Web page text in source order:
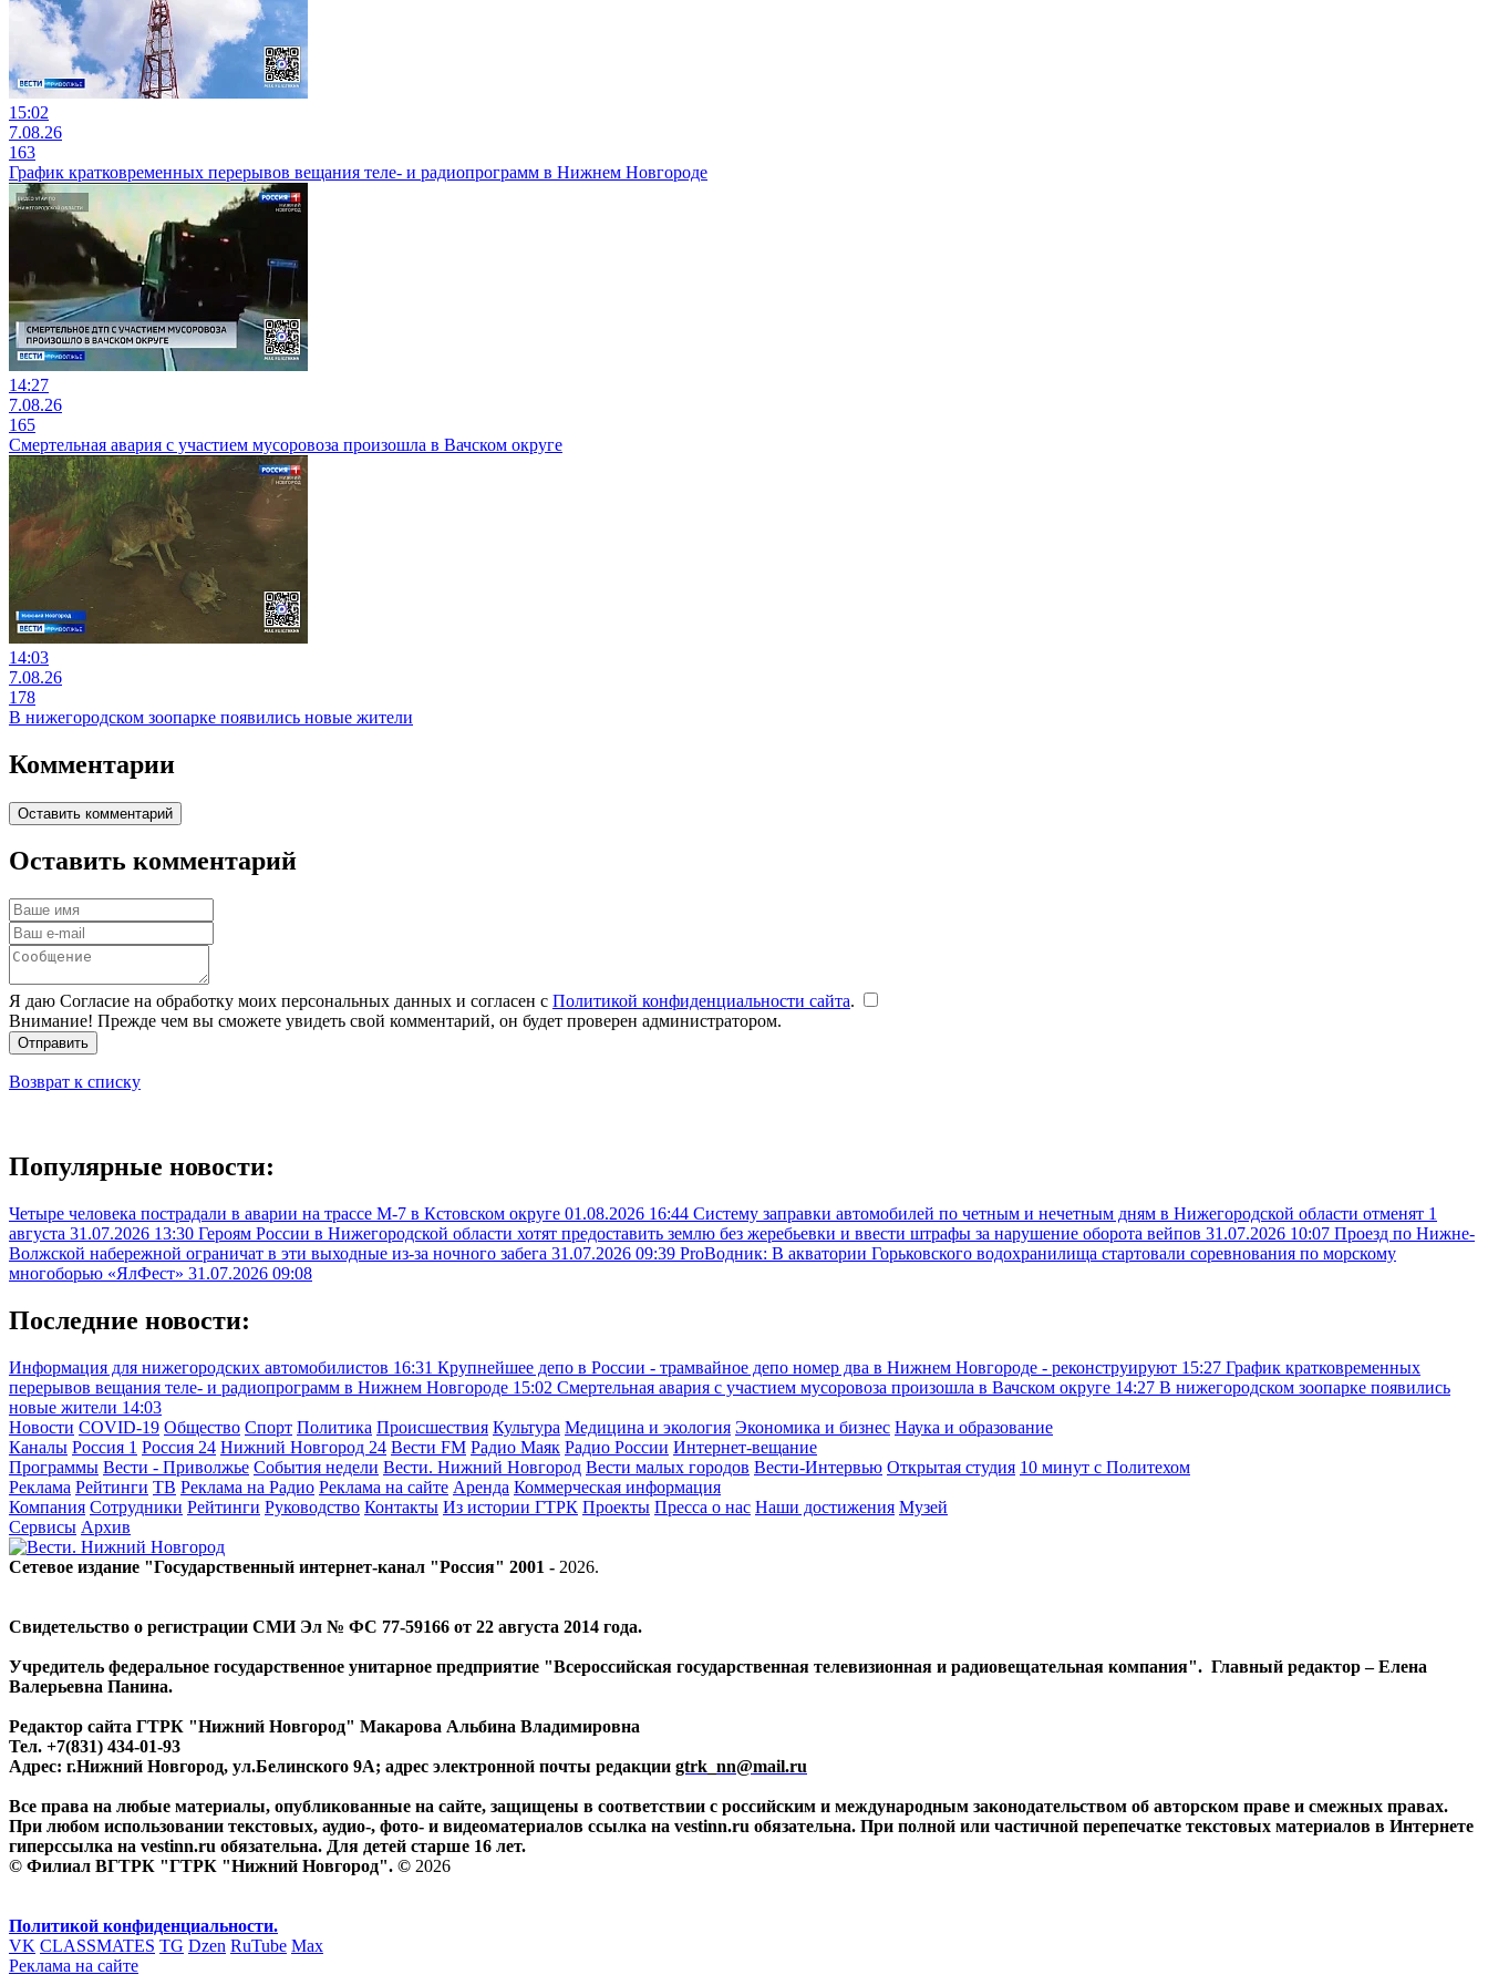
15:02
7.08.26
163
График кратковременных перерывов вещания теле- и радиопрограмм в Нижнем Новгороде
14:27
7.08.26
165
Смертельная авария с участием мусоровоза произошла в Вачском округе
14:03
7.08.26
178
В нижегородском зоопарке появились новые жители
Комментарии
Оставить комментарий
Оставить комментарий
Я даю Согласие на обработку моих персональных данных и согласен с Политикой конфиденциальности сайта.
Внимание! Прежде чем вы сможете увидеть свой комментарий, он будет проверен администратором.
Отправить
Возврат к списку
Популярные новости:
Четыре человека пострадали в аварии на трассе М-7 в Кстовском округе 01.08.2026 16:44 Систему заправки автомобилей по четным и нечетным дням в Нижегородской области отменят 1
августа 31.07.2026 13:30 Героям России в Нижегородской области хотят предоставить землю без жеребьевки и ввести штрафы за нарушение оборота вейпов 31.07.2026 10:07 Проезд по Нижне-
Волжской набережной ограничат в эти выходные из-за ночного забега 31.07.2026 09:39 ProВодник: В акватории Горьковского водохранилища стартовали соревнования по морскому
многоборью «ЯлФест» 31.07.2026 09:08
Последние новости:
Информация для нижегородских автомобилистов 16:31 Крупнейшее депо в России - трамвайное депо номер два в Нижнем Новгороде - реконструируют 15:27 График кратковременных
перерывов вещания теле- и радиопрограмм в Нижнем Новгороде 15:02 Смертельная авария с участием мусоровоза произошла в Вачском округе 14:27 В нижегородском зоопарке появились
новые жители 14:03
Новости COVID-19 Общество Спорт Политика Происшествия Культура Медицина и экология Экономика и бизнес Наука и образование
Каналы Россия 1 Россия 24 Нижний Новгород 24 Вести FM Радио Маяк Радио России Интернет-вещание
Программы Вести - Приволжье События недели Вести. Нижний Новгород Вести малых городов Вести-Интервью Открытая студия 10 минут с Политехом
Реклама Рейтинги ТВ Реклама на Радио Реклама на сайте Аренда Коммерческая информация
Компания Сотрудники Рейтинги Руководство Контакты Из истории ГТРК Проекты Пресса о нас Наши достижения Музей
Сервисы Архив
Сетевое издание "Государственный интернет-канал "Россия" 2001 - 2026.
Свидетельство о регистрации СМИ Эл № ФС 77-59166 от 22 августа 2014 года.
Учредитель федеральное государственное унитарное предприятие "Всероссийская государственная телевизионная и радиовещательная компания". Главный редактор – Елена
Валерьевна Панина.
Редактор сайта ГТРК "Нижний Новгород" Макарова Альбина Владимировна
Тел. +7(831) 434-01-93
Адрес: г.Нижний Новгород, ул.Белинского 9А; адрес электронной почты редакции gtrk_nn@mail.ru
Все права на любые материалы, опубликованные на сайте, защищены в соответствии с российским и международным законодательством об авторском праве и смежных правах.
При любом использовании текстовых, аудио-, фото- и видеоматериалов ссылка на vestinn.ru обязательна. При полной или частичной перепечатке текстовых материалов в Интернете
гиперссылка на vestinn.ru обязательна. Для детей старше 16 лет.
© Филиал ВГТРК "ГТРК "Нижний Новгород". © 2026
Политикой конфиденциальности.
VK CLASSMATES TG Dzen RuTube Max
Реклама на сайте